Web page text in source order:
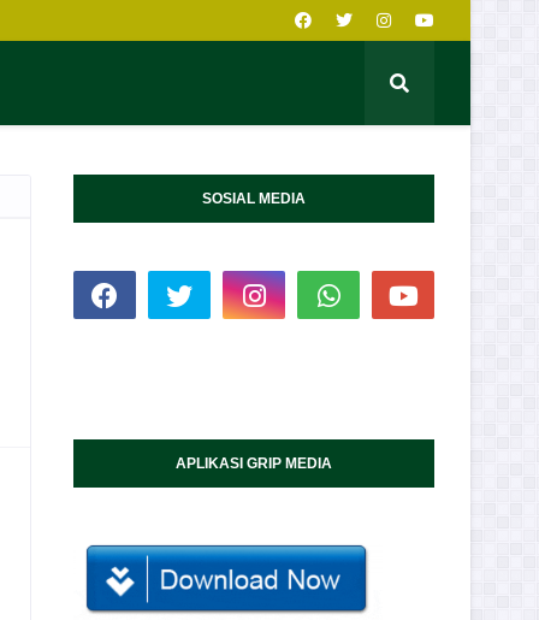
SOSIAL MEDIA
APLIKASI GRIP MEDIA